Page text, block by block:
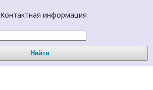
Контактная информация
Найти